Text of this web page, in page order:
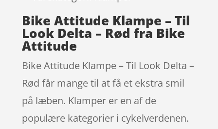
Bike Attitude Klampe – Til
Look Delta – Rød fra Bike
Attitude
Bike Attitude Klampe – Til Look Delta –
Rød får mange til at få et ekstra smil
på læben. Klamper er en af de
populære kategorier i cykelverdenen.